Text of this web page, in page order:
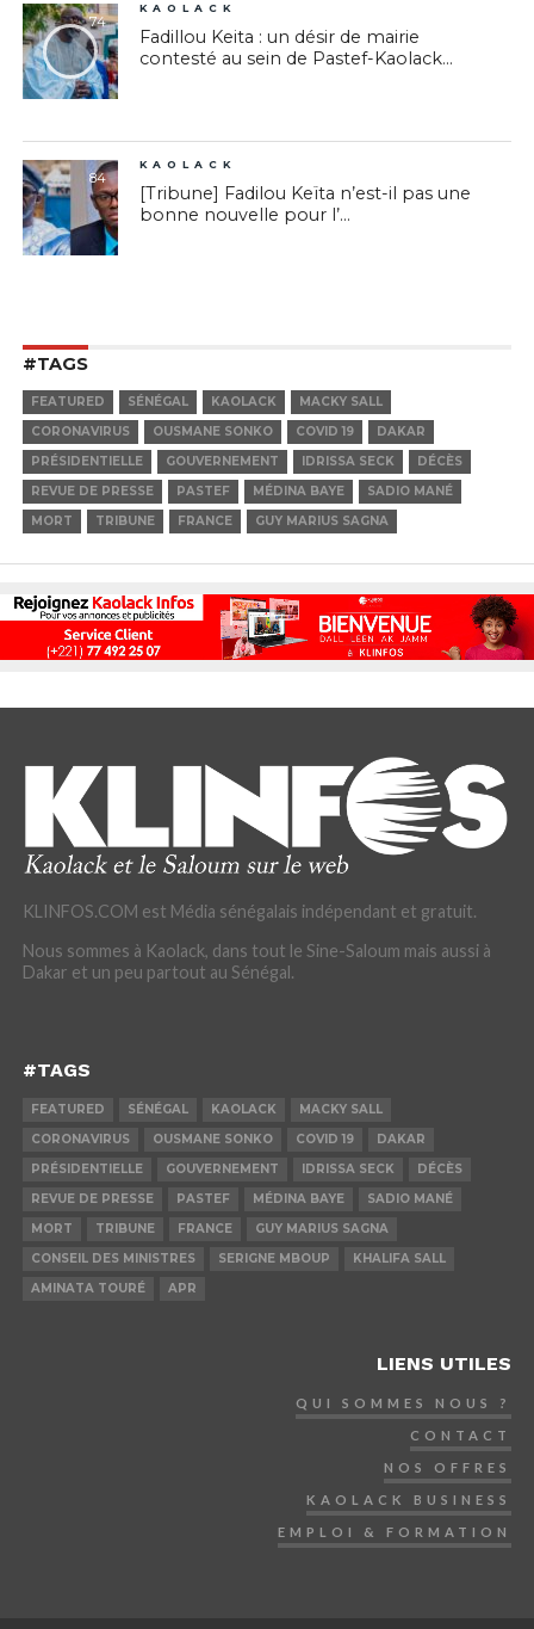
74
KAOLACK
Fadillou Keita : un désir de mairie
contesté au sein de Pastef-Kaolack...
84
KAOLACK
[Tribune] Fadilou Keïta n’est-il pas une
bonne nouvelle pour l’...
#TAGS
FEATURED SÉNÉGAL KAOLACK
MACKY SALL
CORONAVIRUS
OUSMANE SONKO COVID 19
DAKAR
PRÉSIDENTIELLE
GOUVERNEMENT IDRISSA SECK
DÉCÈS
REVUE DE PRESSE
PASTEF MÉDINA BAYE
SADIO MANÉ
MORT
TRIBUNE FRANCE GUY MARIUS SAGNA
KLINFOS.COM est Média sénégalais indépendant et gratuit.
Nous sommes à Kaolack, dans tout le Sine-Saloum mais aussi à
Dakar et un peu partout au Sénégal.
#TAGS
FEATURED SÉNÉGAL KAOLACK
MACKY SALL
CORONAVIRUS
OUSMANE SONKO COVID 19
DAKAR
PRÉSIDENTIELLE
GOUVERNEMENT IDRISSA SECK
DÉCÈS
REVUE DE PRESSE
PASTEF MÉDINA BAYE
SADIO MANÉ
MORT
TRIBUNE FRANCE
GUY MARIUS SAGNA
CONSEIL DES MINISTRES
SERIGNE MBOUP
KHALIFA SALL
AMINATA TOURÉ
APR
LIENS UTILES
QUI SOMMES NOUS ?
CONTACT
NOS OFFRES
KAOLACK BUSINESS
EMPLOI & FORMATION